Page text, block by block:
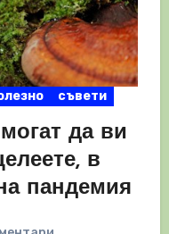
съвети
да ви
в
пандемия